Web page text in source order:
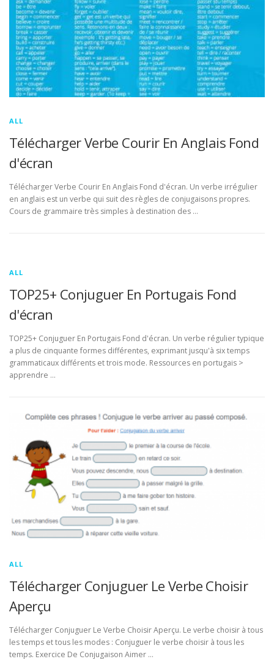
ALL
Télécharger Verbe Courir En Anglais Fond
d'écran
Télécharger Verbe Courir En Anglais Fond d'écran. Un verbe irrégulier
en anglais est un verbe qui suit des règles de conjugaisons propres.
Cours de grammaire très simples à destination des …
ALL
TOP25+ Conjuguer En Portugais Fond
d'écran
TOP25+ Conjuguer En Portugais Fond d'écran. Un verbe régulier typique
a plus de cinquante formes différentes, exprimant jusqu'à six temps
grammaticaux différents et trois mode. Ressources en portugais >
apprendre …
ALL
Télécharger Conjuguer Le Verbe Choisir
Aperçu
Télécharger Conjuguer Le Verbe Choisir Aperçu. Le verbe choisir à tous
les temps et tous les modes : Conjuguer le verbe choisir à tous les
temps. Exercice De Conjugaison Aimer …